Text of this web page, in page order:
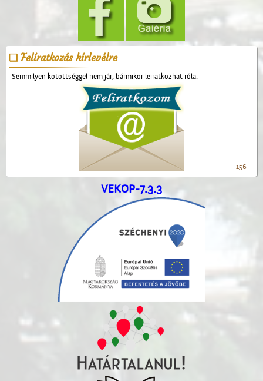
Felíratkozás hírlevélre
Semmilyen kötöttséggel nem jár, bármikor leiratkozhat róla.
156
VEKOP-7.3.3